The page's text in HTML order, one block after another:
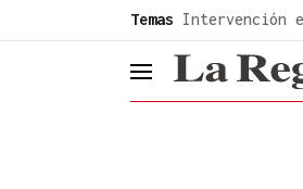
Temas Intervención
header.menu.open